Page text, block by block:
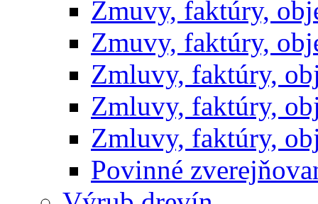
Zmuvy, faktúry,
Zmuvy, faktúry,
Zmluvy, faktúry,
Zmluvy, faktúry,
Zmluvy, faktúry,
Povinné